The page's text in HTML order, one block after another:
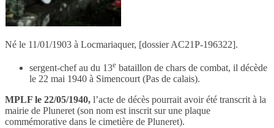
Né le 11/01/1903 à Locmariaquer, [dossier AC21P-196322].
sergent-chef au du 13e bataillon de chars de combat, il décède
le 22 mai 1940 à Simencourt (Pas de calais).
MPLF le 22/05/1940, l’acte de décès pourrait avoir été transcrit à la
mairie de Pluneret (son nom est inscrit sur une plaque
commémorative dans le cimetière de Pluneret).